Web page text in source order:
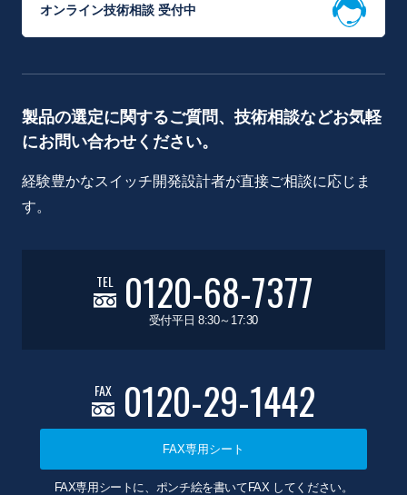
オンライン技術相談 受付中
製品の選定に関するご質問、技術相談などお気軽
にお問い合わせください。
経験豊かなスイッチ開発設計者が直接ご相談に応じま
す。
TEL 0120-68-7377
受付平日 8:30～17:30
FAX 0120-29-1442
FAX専用シート
FAX専用シートに、ポンチ絵を書いてFAX してください。